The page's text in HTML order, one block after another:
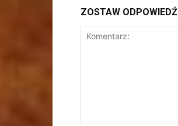
ZOSTAW ODPOWIEDŹ